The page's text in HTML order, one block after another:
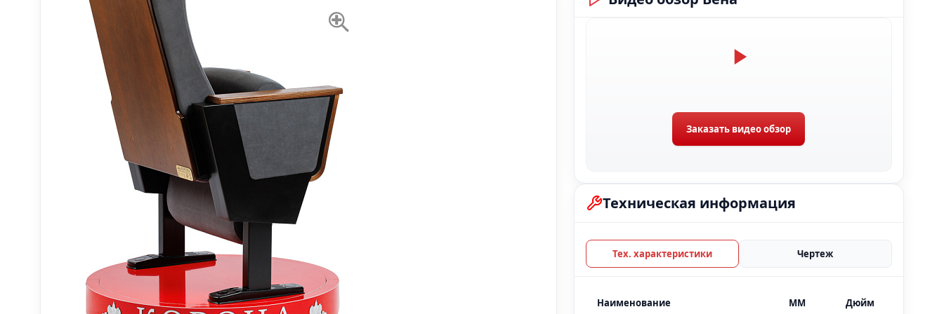
Заказать видео обзор
Техническая информация
Тех. характеристики Чертеж
Наименование MM Дюйм